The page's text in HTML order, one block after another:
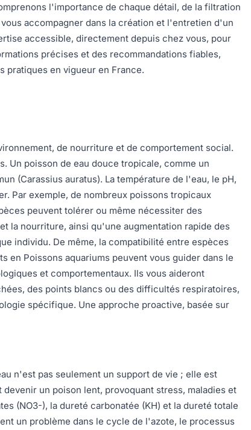
l'importance de chaque détail, de la filtration
accompagner dans la création et l'entretien d'un
accessible, directement depuis chez vous, pour
précises et des recommandations fiables,
pratiques en vigueur en France.
de nourriture et de comportement social.
Un poisson de eau douce tropicale, comme un
(Carassius auratus). La température de l'eau, le pH,
Par exemple, de nombreux poissons tropicaux
peuvent tolérer ou même nécessiter des
la nourriture, ainsi qu'une augmentation rapide des
individu. De même, la compatibilité entre espèces
Poissons aquariums peuvent vous guider dans le
et comportementaux. Ils vous aideront
des points blancs ou des difficultés respiratoires,
spécifique. Une approche proactive, basée sur
n'est pas seulement un support de vie ; elle est
un poison lent, provoquant stress, maladies et
(NO3-), la dureté carbonatée (KH) et la dureté totale
un problème dans le cycle de l'azote, le processus